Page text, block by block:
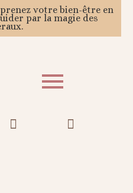
votre bien-être en
par la magie des